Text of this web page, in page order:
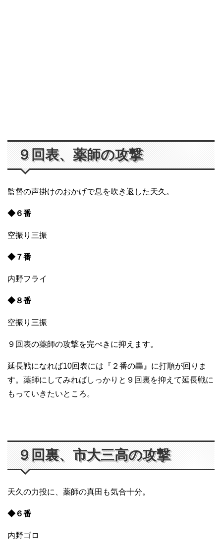
９回表、薬師の攻撃
監督の声掛けのおかげで息を吹き返した天久。
◆６番
空振り三振
◆７番
内野フライ
◆８番
空振り三振
９回表の薬師の攻撃を完ぺきに抑えます。
延長戦になれば10回表には『２番の轟』に打順が回りま
す。薬師にしてみればしっかりと９回裏を抑えて延長戦に
もっていきたいところ。
９回裏、市大三高の攻撃
天久の力投に、薬師の真田も気合十分。
◆６番
内野ゴロ